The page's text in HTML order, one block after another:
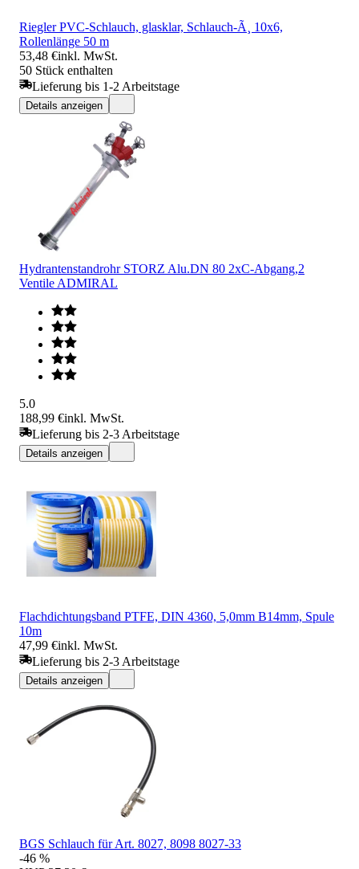
Riegler PVC-Schlauch, glasklar, Schlauch-Ã¸ 10x6,
Rollenlänge 50 m
53,48 €inkl. MwSt.
50 Stück enthalten
Lieferung bis 1-2 Arbeitstage
Details anzeigen
Hydrantenstandrohr STORZ Alu.DN 80 2xC-Abgang,2
Ventile ADMIRAL
5.0
188,99 €inkl. MwSt.
Lieferung bis 2-3 Arbeitstage
Details anzeigen
Flachdichtungsband PTFE, DIN 4360, 5,0mm B14mm, Spule
10m
47,99 €inkl. MwSt.
Lieferung bis 2-3 Arbeitstage
Details anzeigen
BGS Schlauch für Art. 8027, 8098 8027-33
-46 %